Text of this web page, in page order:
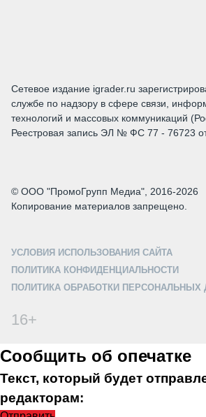
Сетевое издание igrader.ru
службе по надзору в сфере связи,
технологий и массовых коммуникаций
Реестровая запись ЭЛ № ФС 77 - 76723
© ООО "ПромоГрупп Медиа", 2016-2026
Копирование материалов запрещено.
УСЛОВИЯ ИСПОЛЬЗОВАНИЯ САЙТА
ПОЛИТИКА КОНФИДЕНЦИАЛЬНОСТИ
ПОЛИТИКА ОБРАБОТКИ ПЕРСОНАЛЬНЫХ
16+
Сообщить об опечатке
Текст, который будет
редакторам: